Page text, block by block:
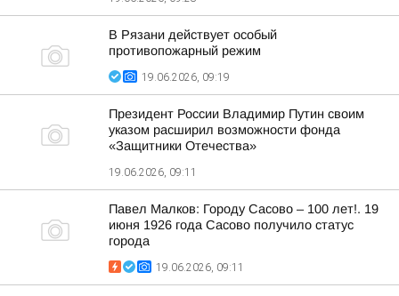
В Рязани действует особый
противопожарный режим
19.06.2026, 09:19
Президент России Владимир Путин своим
указом расширил возможности фонда
«Защитники Отечества»
19.06.2026, 09:11
Павел Малков: Городу Сасово – 100 лет!. 19
июня 1926 года Сасово получило статус
города
19.06.2026, 09:11